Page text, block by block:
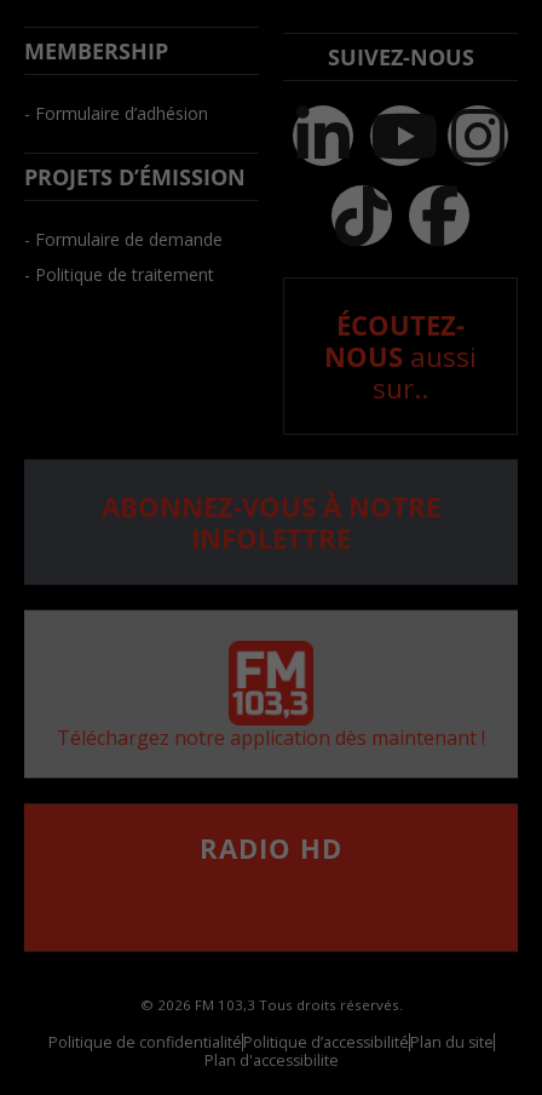
MEMBERSHIP
- Formulaire d’adhésion
PROJETS D’ÉMISSION
- Formulaire de demande
- Politique de traitement
SUIVEZ-NOUS
ÉCOUTEZ-
NOUS aussi
sur..
ABONNEZ-VOUS À NOTRE
INFOLETTRE
Téléchargez notre application dès maintenant !
RADIO HD
© 2026 FM 103,3 Tous droits réservés.
Politique de confidentialitéPolitique d’accessibilitéPlan du site
Plan d'accessibilite